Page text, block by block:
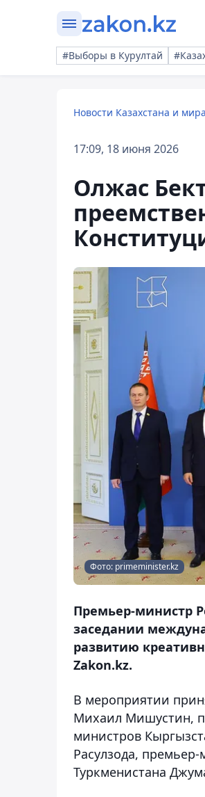
#Выборы в Курултай
Новости Казахстана и
17:09, 18 июня 2026
Олжас
Фото: primeminister.kz
Премьер-министр
заседании
развитию
Zakon.kz.
В мероприятии
Михаил Мишустин,
министров
Расулзода,
Туркменистана